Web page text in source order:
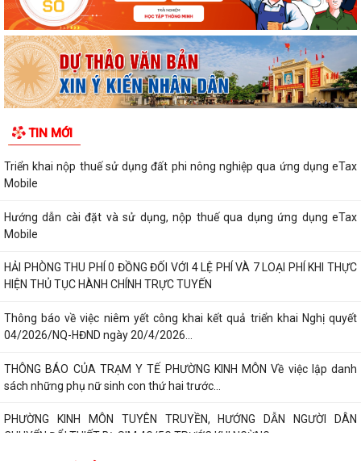
TIN MỚI
Thông báo Chung kết Hội thi lực lượng tham gia bảo vệ an ninh, trật tự
ở cơ sở giỏi toàn quốc (lần...
Một số quy định mới về thực hiện thủ tục hành chính theo cơ chế một
cửa, một cửa liên thông
trường điện tử
Triển khai nộp thuế sử dụng đất phi nông nghiệp qua ứng dụng eTax
Mobile
Hướng dẫn cài đặt và sử dụng, nộp thuế qua dụng ứng dụng eTax
Mobile
HẢI PHÒNG THU PHÍ 0 ĐỒNG ĐỐI VỚI 4 LỆ PHÍ VÀ 7 LOẠI PHÍ KHI THỰC
HIỆN THỦ TỤC HÀNH CHÍNH TRỰC TUYẾN
Thông báo về việc niêm yết công khai kết quả triển khai Nghị quyết
04/2026/NQ-HĐND ngày 20/4/2026...
THÔNG BÁO CỦA TRẠM Y TẾ PHƯỜNG KINH MÔN Về việc lập danh
sách những phụ nữ sinh con thứ hai trước...
PHƯỜNG KINH MÔN TUYÊN TRUYỀN, HƯỚNG DẪN NGƯỜI DÂN
CHUYỂN ĐỔI THIẾT BỊ, SIM 4G/5G TRƯỚC KHI NGỪNG...